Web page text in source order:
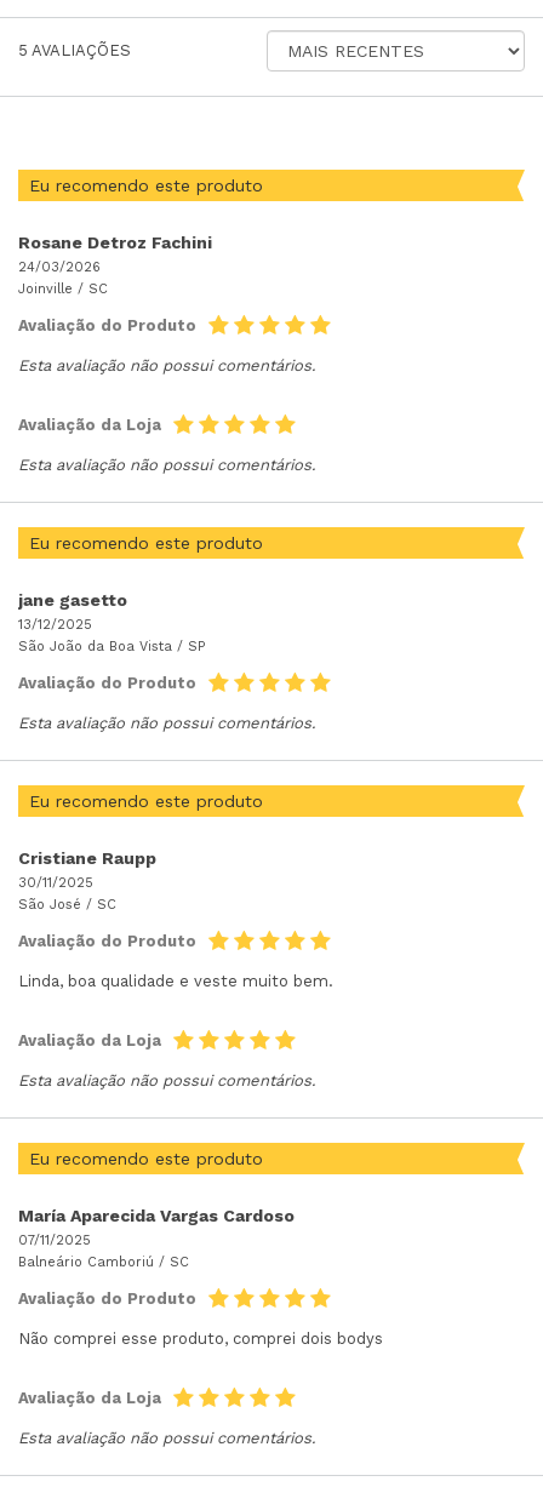
5 AVALIAÇÕES
AVALIAÇÕES
Eu recomendo este produto
Rosane Detroz Fachini
24/03/2026
Joinville / SC
Avaliação do Produto
Esta avaliação não possui comentários.
Avaliação da Loja
Esta avaliação não possui comentários.
Eu recomendo este produto
jane gasetto
13/12/2025
São João da Boa Vista / SP
Avaliação do Produto
Esta avaliação não possui comentários.
Eu recomendo este produto
Cristiane Raupp
30/11/2025
São José / SC
Avaliação do Produto
Linda, boa qualidade e veste muito bem.
Avaliação da Loja
Esta avaliação não possui comentários.
Eu recomendo este produto
María Aparecida Vargas Cardoso
07/11/2025
Balneário Camboriú / SC
Avaliação do Produto
Não comprei esse produto, comprei dois bodys
Avaliação da Loja
Esta avaliação não possui comentários.